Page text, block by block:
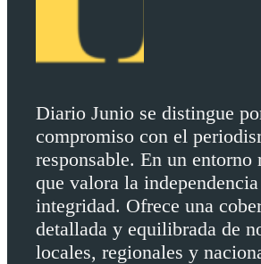
Diario Junio se distingue
compromiso con el
responsable. En un entorno
que valora la
integridad. Ofrece una
detallada y equilibrada de
locales, regionales y